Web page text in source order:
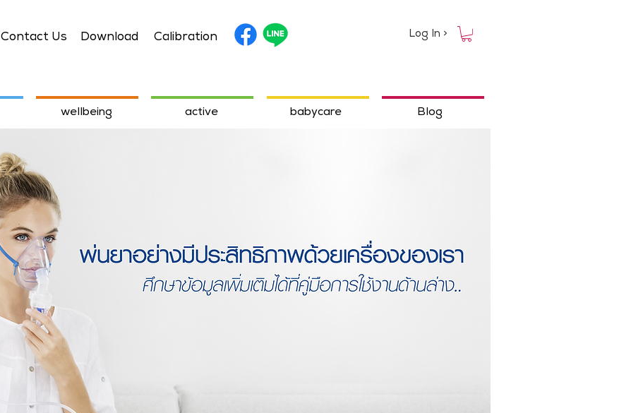
Contact Us Download Calibration Log In >
wellbeing active babycare Blog